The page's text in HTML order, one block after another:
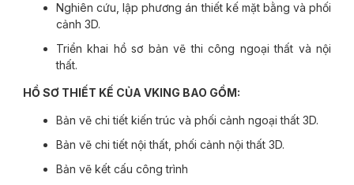
Nghiên cứu, lập phương án thiết kế mặt bằng và phối
cảnh 3D.
Triển khai hồ sơ bản vẽ thi công ngoại thất và nội
thất.
HỒ SƠ THIẾT KẾ CỦA VKING BAO GỒM:
Bản vẽ chi tiết kiến trúc và phối cảnh ngoại thất 3D.
Bản vẽ chi tiết nội thất, phối cảnh nội thất 3D.
Bản vẽ kết cấu công trình